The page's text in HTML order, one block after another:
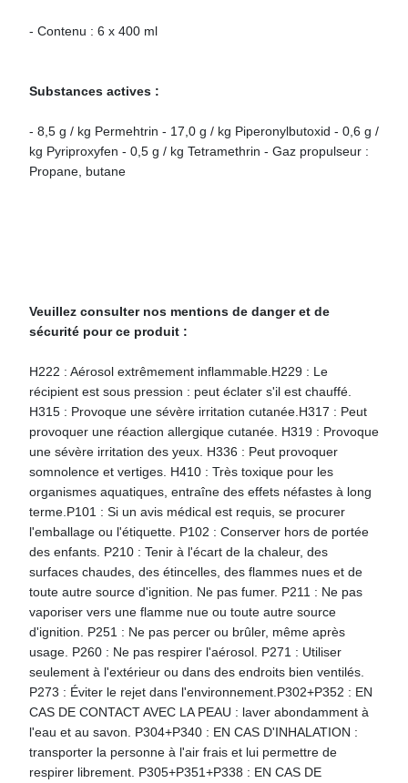
- Contenu : 6 x 400 ml
Substances actives :
- 8,5 g / kg Permehtrin - 17,0 g / kg Piperonylbutoxid - 0,6 g /
kg Pyriproxyfen - 0,5 g / kg Tetramethrin - Gaz propulseur :
Propane, butane
Veuillez consulter nos mentions de danger et de
sécurité pour ce produit :
H222 : Aérosol extrêmement inflammable.H229 : Le
récipient est sous pression : peut éclater s'il est chauffé.
H315 : Provoque une sévère irritation cutanée.H317 : Peut
provoquer une réaction allergique cutanée. H319 : Provoque
une sévère irritation des yeux. H336 : Peut provoquer
somnolence et vertiges. H410 : Très toxique pour les
organismes aquatiques, entraîne des effets néfastes à long
terme.P101 : Si un avis médical est requis, se procurer
l'emballage ou l'étiquette. P102 : Conserver hors de portée
des enfants. P210 : Tenir à l'écart de la chaleur, des
surfaces chaudes, des étincelles, des flammes nues et de
toute autre source d'ignition. Ne pas fumer. P211 : Ne pas
vaporiser vers une flamme nue ou toute autre source
d'ignition. P251 : Ne pas percer ou brûler, même après
usage. P260 : Ne pas respirer l'aérosol. P271 : Utiliser
seulement à l'extérieur ou dans des endroits bien ventilés.
P273 : Éviter le rejet dans l'environnement.P302+P352 : EN
CAS DE CONTACT AVEC LA PEAU : laver abondamment à
l'eau et au savon. P304+P340 : EN CAS D'INHALATION :
transporter la personne à l'air frais et lui permettre de
respirer librement. P305+P351+P338 : EN CAS DE